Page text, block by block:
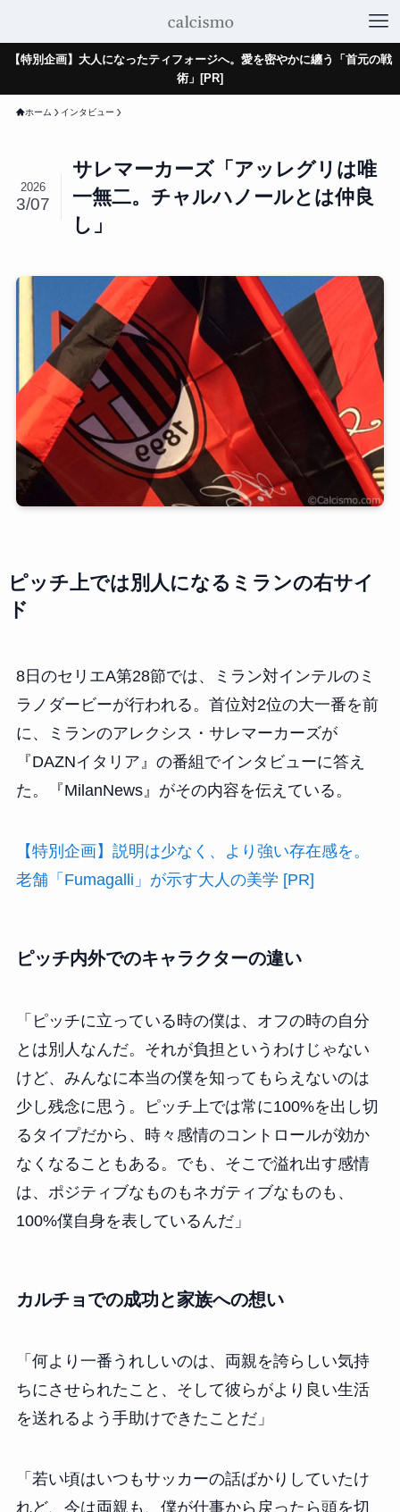
【特別企画】大人になったティフォージへ。愛を密やかに纏う「首元の戦
術」[PR]
ホーム インタビュー
サレマーカーズ「アッレグリは唯
一無二。チャルハノールとは仲良
し」
2026
3/07
ピッチ上では別人になるミランの右サイ
ド
8日のセリエA第28節では、ミラン対インテルのミ
ラノダービーが行われる。首位対2位の大一番を前
に、ミランのアレクシス・サレマーカーズが
『DAZNイタリア』の番組でインタビューに答え
た。『MilanNews』がその内容を伝えている。
【特別企画】説明は少なく、より強い存在感を。
老舗「Fumagalli」が示す大人の美学 [PR]
ピッチ内外でのキャラクターの違い
「ピッチに立っている時の僕は、オフの時の自分
とは別人なんだ。それが負担というわけじゃない
けど、みんなに本当の僕を知ってもらえないのは
少し残念に思う。ピッチ上では常に100%を出し切
るタイプだから、時々感情のコントロールが効か
なくなることもある。でも、そこで溢れ出す感情
は、ポジティブなものもネガティブなものも、
100%僕自身を表しているんだ」
カルチョでの成功と家族への想い
「何より一番うれしいのは、両親を誇らしい気持
ちにさせられたこと、そして彼らがより良い生活
を送れるよう手助けできたことだ」
「若い頃はいつもサッカーの話ばかりしていたけ
れど、今は両親も、僕が仕事から戻ったら頭を切